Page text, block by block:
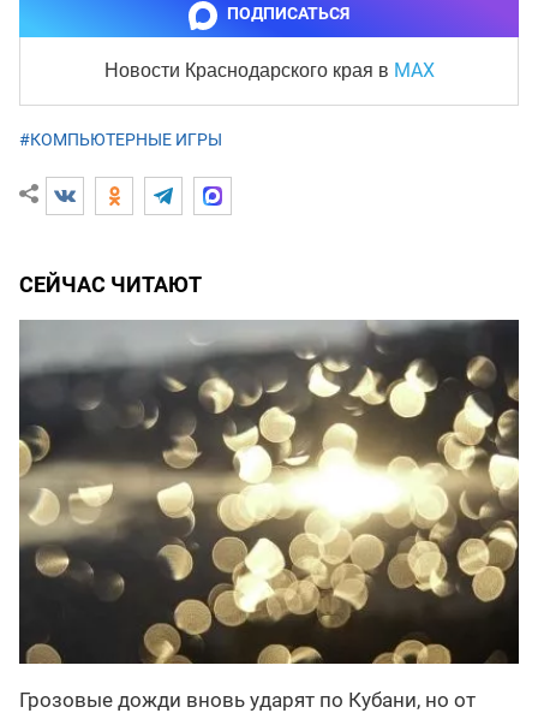
ПОДПИСАТЬСЯ
Новости Краснодарского края в MAX
#КОМПЬЮТЕРНЫЕ ИГРЫ
СЕЙЧАС ЧИТАЮТ
Грозовые дожди вновь ударят по Кубани, но от